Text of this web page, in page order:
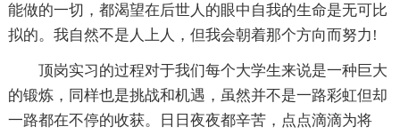
能做的一切，都渴望在后世人的眼中自我的生命是无可比
拟的。我自然不是人上人，但我会朝着那个方向而努力!
顶岗实习的过程对于我们每个大学生来说是一种巨大
的锻炼，同样也是挑战和机遇，虽然并不是一路彩虹但却
一路都在不停的收获。日日夜夜都辛苦，点点滴滴为将